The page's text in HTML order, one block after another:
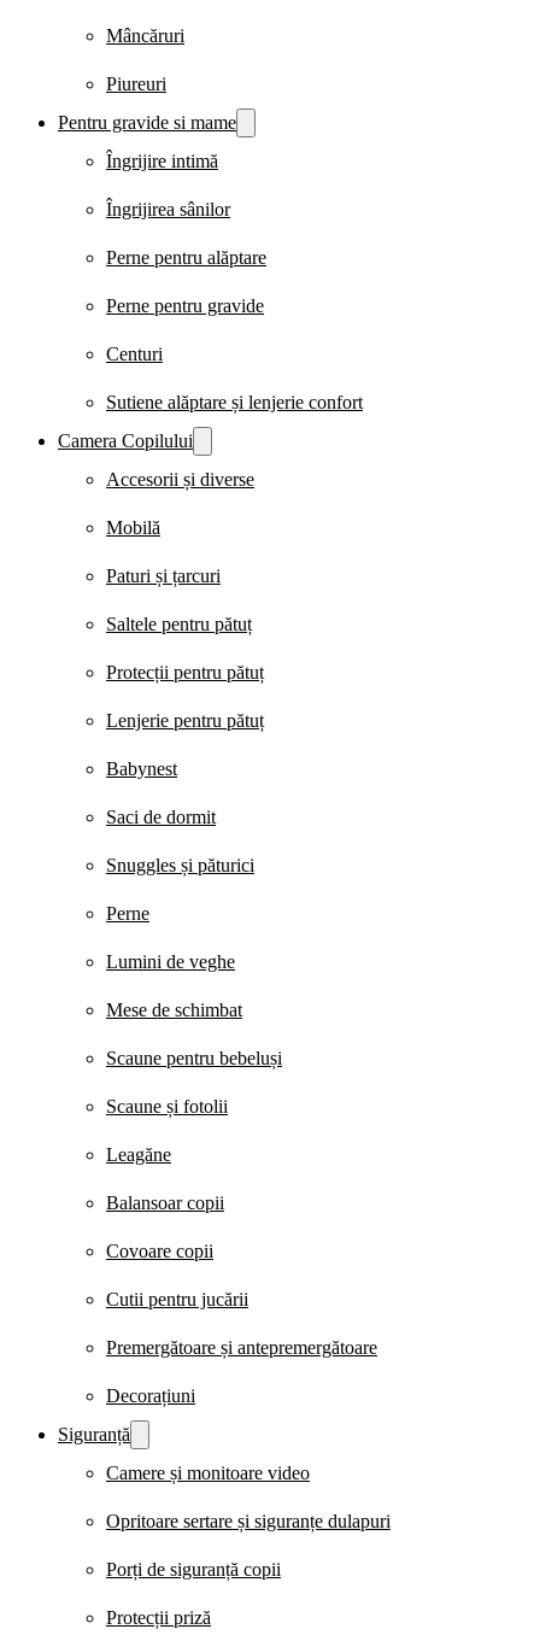
Mâncăruri
Piureuri
Pentru gravide si mame
Îngrijire intimă
Îngrijirea sânilor
Perne pentru alăptare
Perne pentru gravide
Centuri
Sutiene alăptare și lenjerie confort
Camera Copilului
Accesorii și diverse
Mobilă
Paturi și țarcuri
Saltele pentru pătuț
Protecții pentru pătuț
Lenjerie pentru pătuț
Babynest
Saci de dormit
Snuggles și păturici
Perne
Lumini de veghe
Mese de schimbat
Scaune pentru bebeluși
Scaune și fotolii
Leagăne
Balansoar copii
Covoare copii
Cutii pentru jucării
Premergătoare și antepremergătoare
Decorațiuni
Siguranță
Camere și monitoare video
Opritoare sertare și siguranțe dulapuri
Porți de siguranță copii
Protecții priză